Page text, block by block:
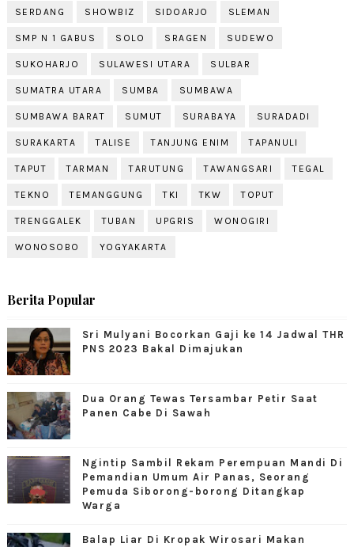
SERDANG SHOWBIZ SIDOARJO SLEMAN
SMP N 1 GABUS SOLO SRAGEN SUDEWO
SUKOHARJO SULAWESI UTARA SULBAR
SUMATRA UTARA SUMBA SUMBAWA
SUMBAWA BARAT SUMUT SURABAYA SURADADI
SURAKARTA TALISE TANJUNG ENIM TAPANULI
TAPUT TARMAN TARUTUNG TAWANGSARI TEGAL
TEKNO TEMANGGUNG TKI TKW TOPUT
TRENGGALEK TUBAN UPGRIS WONOGIRI
WONOSOBO YOGYAKARTA
Berita Popular
Sri Mulyani Bocorkan Gaji ke 14 Jadwal THR
PNS 2023 Bakal Dimajukan
Dua Orang Tewas Tersambar Petir Saat
Panen Cabe Di Sawah
Ngintip Sambil Rekam Perempuan Mandi Di
Pemandian Umum Air Panas, Seorang
Pemuda Siborong-borong Ditangkap
Warga
Balap Liar Di Kropak Wirosari Makan